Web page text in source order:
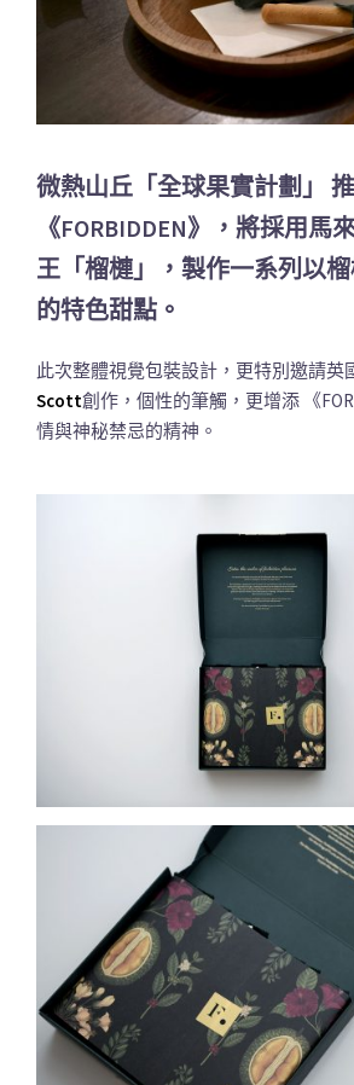
微熱山丘「全球果實計劃」
《FORBIDDEN》，將採用馬
王「榴槤」，製作一系列以
的特色甜點。
此次整體視覺包裝設計，更特別邀請英
Scott創作，個性的筆觸，更增添 《
情與神秘禁忌的精神。